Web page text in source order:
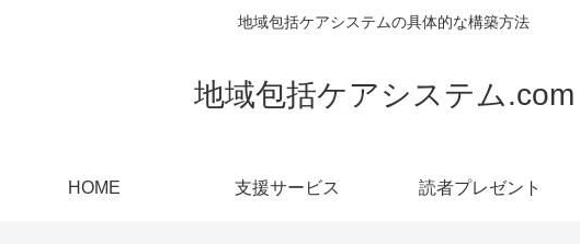
地域包括ケアシステムの具体的な構築方法
地域包括ケアシステム.com
HOME 支援サービス 読者プレゼント